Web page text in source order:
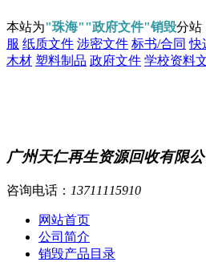
本站为"珠海""政府文件"销毁分站
服 纸质文件 涉密文件 标书/合同 快
木材 塑料制品 政府文件 学校资料
广州天仁再生资源回收有限
咨询电话： 13711115910
网站首页
公司简介
销毁产品目录